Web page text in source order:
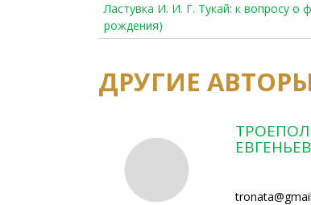
Ластувка И. И. Г. Тукай: к вопросу о
рождения)
ДРУГИЕ